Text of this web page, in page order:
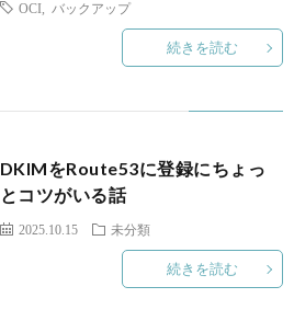
OCI, バックアップ
続きを読む
DKIMをRoute53に登録にちょっ
とコツがいる話
2025.10.15 未分類
続きを読む